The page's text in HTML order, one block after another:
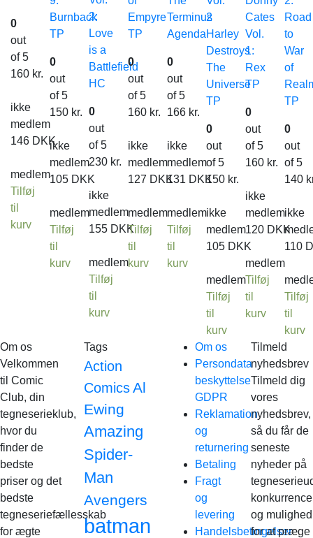
0
out
of 5
160 kr.
ikke
medlem
146 DKK
medlem
Tilføj
til
kurv
Burnback
TP
0
out
of 5
150 kr.
ikke
medlem
105 DKK
medlem
Tilføj
til
kurv
2:
Love
is a
Battlefield
HC
0
out
of 5
230 kr.
ikke
medlem
155 DKK
medlem
Tilføj
til
kurv
Empyre
TP
0
out
of 5
160 kr.
ikke
medlem
127 DKK
medlem
Tilføj
til
kurv
Terminus
Agenda
0
out
of 5
166 kr.
ikke
medlem
131 DKK
medlem
Tilføj
til
kurv
2
Harley
Destroys
The
Universe
TP
0
out
of 5
150 kr.
ikke
medlem
105 DKK
medlem
Tilføj
til
kurv
Cates
Vol.
1:
Rex
TP
0
out
of 5
160 kr.
ikke
medlem
120 DKK
medlem
Tilføj
til
kurv
Road
to
War
of
TP
0
out
of 5
140
ikke
110
Tilføj
til
kurv
Om os
Velkommen
til Comic
Club, din
tegneserieklub,
hvor du
finder de
bedste
priser og det
bedste
tegneseriefællesskab
for ægte
Tags
Action
Comics Al
Ewing
Amazing
Spider-
Man
Avengers
batman
Om os
Persondata
beskyttelse
GDPR
Reklamation
og
returnering
Betaling
Fragt
og
levering
Handelsbetingelser
Tilmeld
nyhedsbrev
Tilmeld dig
vores
nyhedsbrev,
så du får de
seneste
nyheder på
og mulighed
for at præge